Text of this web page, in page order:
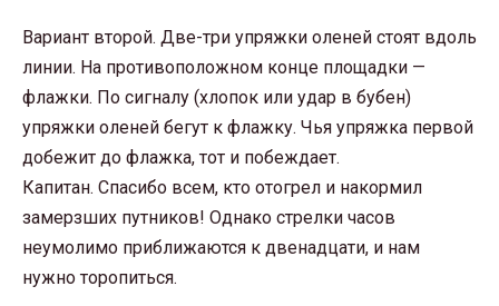
Вариант второй. Две-три упряжки оленей стоят вдоль
линии. На противоположном конце площадки —
флажки. По сигналу (хлопок или удар в бубен)
упряжки оленей бегут к флажку. Чья упряжка первой
добежит до флажка, тот и побеждает.
Капитан. Спасибо всем, кто отогрел и накормил
замерзших путников! Однако стрелки часов
неумолимо приближаются к двенадцати, и нам
нужно торопиться.